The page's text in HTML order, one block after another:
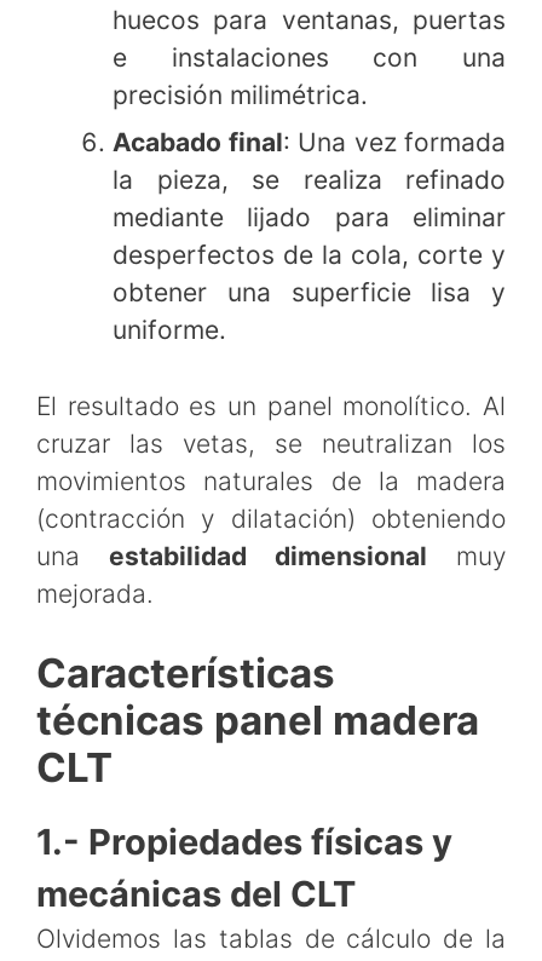
huecos para ventanas, puertas
e instalaciones con una
precisión milimétrica.
Acabado final: Una vez formada
la pieza, se realiza refinado
mediante lijado para eliminar
desperfectos de la cola, corte y
obtener una superficie lisa y
uniforme.
El resultado es un panel monolítico. Al
cruzar las vetas, se neutralizan los
movimientos naturales de la madera
(contracción y dilatación) obteniendo
una estabilidad dimensional muy
mejorada.
Características
técnicas panel madera
CLT
1.- Propiedades físicas y
mecánicas del CLT
Olvidemos las tablas de cálculo de la